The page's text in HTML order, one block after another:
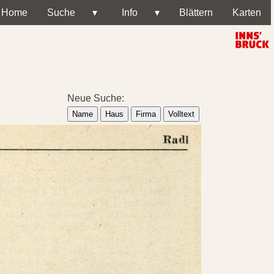
Home Suche ▾ Info ▾ Blättern Karten
Neue Suche:
Name Haus Firma Volltext